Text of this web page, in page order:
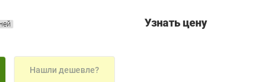
Узнать цену
Нашли дешевле?